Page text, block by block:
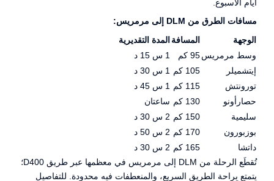
أيام الأسبوع.
مسافات الطرق من DLM إلى مرمريس:
الوجهة
المسافة المدة التقديرية
وسط مرمريس95 كم
1 س 15 د
إيتشميلر
105 كم
1 س 30 د
تورونتش
115 كم
1 س 45 د
حصارأونو
130 كم
ساعتان
سليمية
150 كم
2 س 30 د
بوزبورون
170 كم
2 س 50 د
داتشا
165 كم
2 س 30 د
تُقطَع الرحلة من DLM إلى مرمريس في معظمها عبر طريق D400؛
يتمتع بِراحة الطريق السريع، والمنعطفات فيه محدودة. للتفاصيل